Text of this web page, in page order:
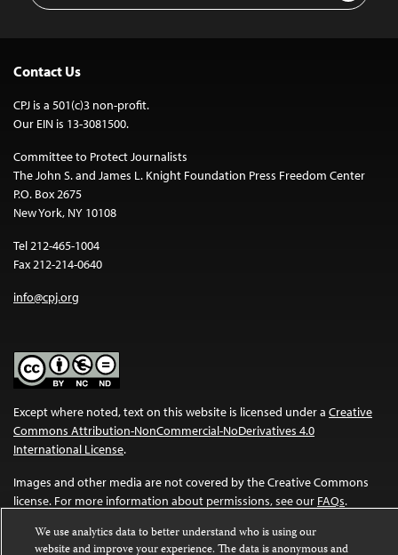
Contact Us
CPJ is a 501(c)3 non-profit.
Our EIN is 13-3081500.
Committee to Protect Journalists
The John S. and James L. Knight Foundation Press Freedom Center
P.O. Box 2675
New York, NY 10108
Tel 212-465-1004
Fax 212-214-0640
info@cpj.org
Except where noted, text on this website is licensed under a Creative
Commons Attribution-NonCommercial-NoDerivatives 4.0
International License.
Images and other media are not covered by the Creative Commons
license. For more information about permissions, see our FAQs.
We use analytics data to better understand who is using our
website and improve your experience. The data is anonymous and